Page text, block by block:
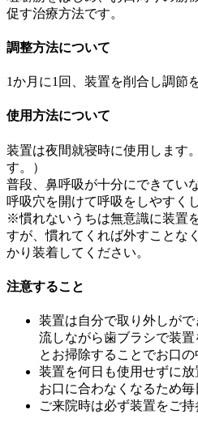
促す治療方法です。
調整方法について
1か月に1回、装置を削合し調節
使用方法について
装置は夜間就寝時に使用します
す。）
普段、鼻呼吸が十分にできてい
呼吸穴を開けて呼吸をしやすく
※慣れないうちは無意識に装置
すが、慣れてくれば外すことな
かり装着してください。
注意すること
装置は自分で取り外しが
流しながら歯ブラシで装
とお掃除することでお口の
装置を何日も使用せずに放
お口に合わなくなるため毎
ご来院時は必ず装置をご持